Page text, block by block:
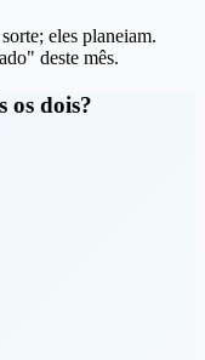
eles planeiam.
deste mês.
os dois?